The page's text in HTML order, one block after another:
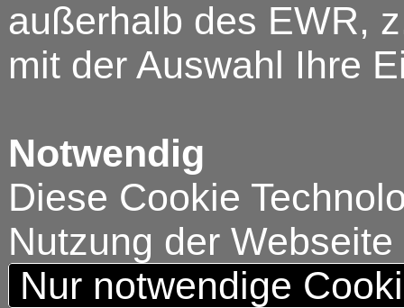
außerhalb des EWR,
mit der Auswahl Ihre
Notwendig
Diese Cookie
Nutzung der
Nur notwendige